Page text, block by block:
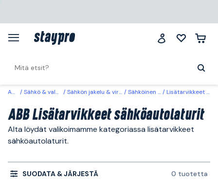
ABB Sähkö & valaistus Sähkön jakelu & virrantuotto Sähköinen liikkuvuus Lisätarvikkeet sähköautolaturit
ABB Lisätarvikkeet sähköautolaturit
Alta löydät valikoimamme kategoriassa lisätarvikkeet
sähköautolaturit.
SUODATA & JÄRJESTÄ 0 tuotetta